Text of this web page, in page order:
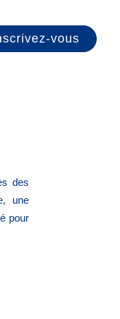
vous
des
une
pour